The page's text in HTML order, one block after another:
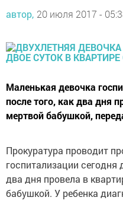
автор, 20 июля 2017 -
Маленькая девочка
после того, как два дня
мертвой бабушкой,
Прокуратура проводит
госпитализации сегодня
два дня провела в
бабушкой. У ребенка